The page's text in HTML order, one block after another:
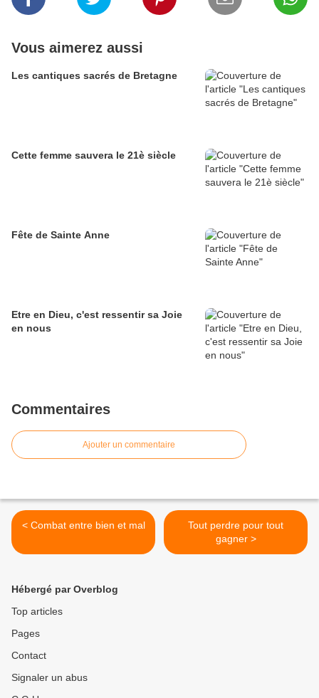
Vous aimerez aussi
Les cantiques sacrés de Bretagne
Cette femme sauvera le 21è siècle
Fête de Sainte Anne
Etre en Dieu, c'est ressentir sa Joie
en nous
Commentaires
Ajouter un commentaire
< Combat entre bien et mal
Tout perdre pour tout
gagner >
Hébergé par Overblog
Top articles
Pages
Contact
Signaler un abus